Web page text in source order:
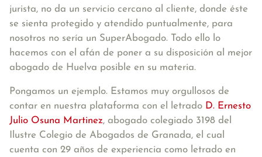
jurista, no da un servicio cercano al cliente, donde éste
se sienta protegido y atendido puntualmente, para
nosotros no sería un SuperAbogado. Todo ello lo
hacemos con el afán de poner a su disposición al mejor
abogado de Huelva posible en su materia.
Pongamos un ejemplo. Estamos muy orgullosos de
contar en nuestra plataforma con el letrado D. Ernesto
Julio Osuna Martinez, abogado colegiado 3198 del
Ilustre Colegio de Abogados de Granada, el cual
cuenta con 29 años de experiencia como letrado en